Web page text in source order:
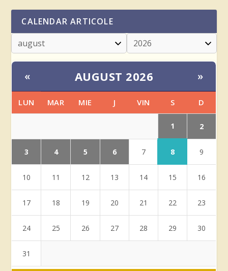
CALENDAR ARTICOLE
« AUGUST 2026 »
LUN MAR MIE J VIN S D
1 2
3 4 5 6 7 8 9
10 11 12 13 14 15 16
17 18 19 20 21 22 23
24 25 26 27 28 29 30
31